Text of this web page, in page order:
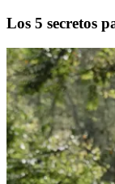
Los 5 secretos